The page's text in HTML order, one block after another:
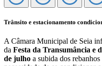
Trânsito e estacionamento
A Câmara Municipal de Seia
da Festa da Transumância e
de julho a subida dos